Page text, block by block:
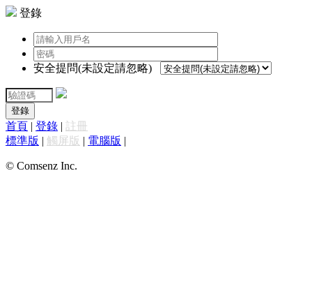
登錄
安全提問(未設定請忽略)
登錄
首頁 | 登錄 | 註冊
標準版 | 觸屏版 | 電腦版 |
© Comsenz Inc.